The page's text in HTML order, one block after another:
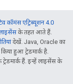
कॉमंस एट्रिब्यूशन 4.0
के तहत आते हैं.
देखें. Java, Oracle का
हुआ ट्रेडमार्क है.
हैं. इन्हें लाइसेंस के